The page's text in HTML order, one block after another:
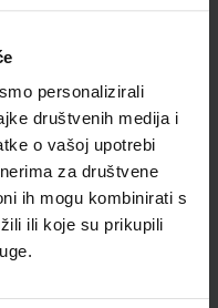
personalizirali
društvenih medija i
o vašoj upotrebi
za društvene
ih mogu kombinirati s
ili koje su prikupili
OŠ
ministarstva:6079